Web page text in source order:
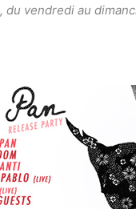
, du vendredi au